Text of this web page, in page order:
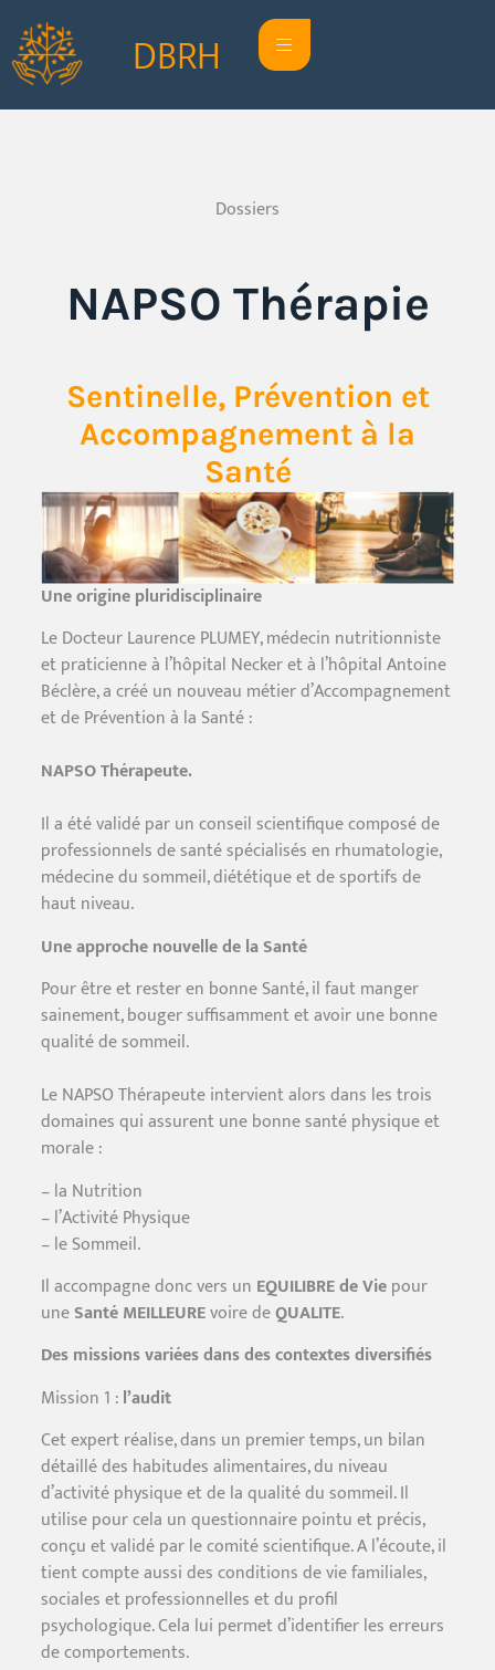
DBRH
Dossiers
NAPSO Thérapie
Sentinelle, Prévention et
Accompagnement à la
Santé
Une origine pluridisciplinaire
Le Docteur Laurence PLUMEY, médecin nutritionniste
et praticienne à l’hôpital Necker et à l’hôpital Antoine
Béclère, a créé un nouveau métier d’Accompagnement
et de Prévention à la Santé :
NAPSOThérapeute.
Il a été validé par un conseil scientifique composé de
professionnels de santé spécialisés en rhumatologie,
médecine du sommeil, diététique et de sportifs de
haut niveau.
Une approche nouvelle de la Santé
Pour être et rester en bonne Santé, il faut manger
sainement, bouger suffisamment et avoir une bonne
qualité de sommeil.
Le NAPSO Thérapeute intervient alors dans les trois
domaines qui assurent une bonne santé physique et
morale :
– la Nutrition
– l’Activité Physique
– le Sommeil.
Il accompagne donc vers un EQUILIBRE de Viepour
uneSanté MEILLEUREvoire deQUALITE.
Des missions variées dans des contextes diversifiés
Mission 1 :l’audit
Cet expert réalise, dans un premier temps, un bilan
détaillé des habitudes alimentaires, du niveau
d’activité physique et de la qualité du sommeil. Il
utilise pour cela un questionnaire pointu et précis,
conçu et validé par le comité scientifique. A l’écoute, il
tient compte aussi des conditions de vie familiales,
sociales et professionnelles et du profil
psychologique. Cela lui permet d’identifier les erreurs
de comportements.